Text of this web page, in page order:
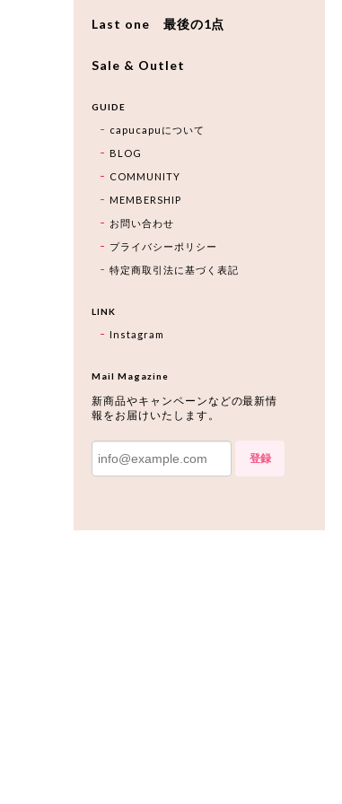
Last one 最後の1点
Sale & Outlet
GUIDE
capucapuについて
BLOG
COMMUNITY
MEMBERSHIP
お問い合わせ
プライバシーポリシー
特定商取引法に基づく表記
LINK
Instagram
Mail Magazine
新商品やキャンペーンなどの最新情
報をお届けいたします。
登録